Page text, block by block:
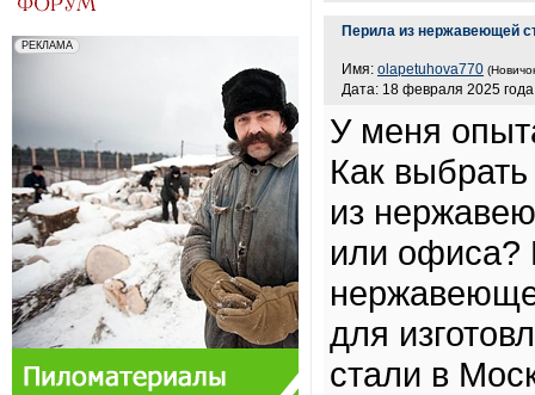
Перила из нержавеющей
Имя: olapetuhova770
Дата: 18 февраля 2025
У меня
Как
из
или офиса?
для
стали в